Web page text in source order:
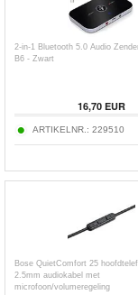
2-in-1 Bluetooth 5.0 Audio
B6 - Zwart
16,70EUR
ARTIKELNR.: 229510
Bose QuietComfort 25
2.5mm audiokabel met
microfoon/volumeregeling